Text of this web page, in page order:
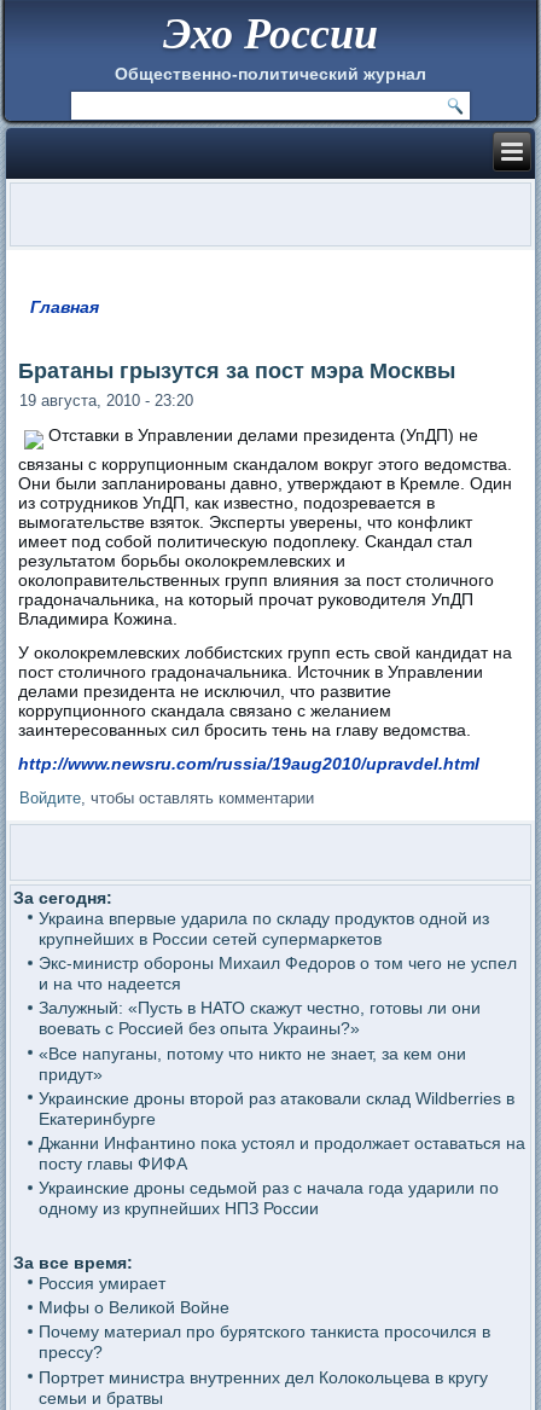
Эхо России
Общественно-политический журнал
Главная
Братаны грызутся за пост мэра Москвы
19 августа, 2010 - 23:20
Отставки в Управлении делами президента (УпДП) не
связаны с коррупционным скандалом вокруг этого ведомства.
Они были запланированы давно, утверждают в Кремле. Один
из сотрудников УпДП, как известно, подозревается в
вымогательстве взяток. Эксперты уверены, что конфликт
имеет под собой политическую подоплеку. Скандал стал
результатом борьбы околокремлевских и
околоправительственных групп влияния за пост столичного
градоначальника, на который прочат руководителя УпДП
Владимира Кожина.
У околокремлевских лоббистских групп есть свой кандидат на
пост столичного градоначальника. Источник в Управлении
делами президента не исключил, что развитие
коррупционного скандала связано с желанием
заинтересованных сил бросить тень на главу ведомства.
http://www.newsru.com/russia/19aug2010/upravdel.html
Войдите , чтобы оставлять комментарии
За сегодня:
Украина впервые ударила по складу продуктов одной из
крупнейших в России сетей супермаркетов
Экс-министр обороны Михаил Федоров о том чего не успел
и на что надеется
Залужный: «Пусть в НАТО скажут честно, готовы ли они
воевать с Россией без опыта Украины?»
«Все напуганы, потому что никто не знает, за кем они
придут»
Украинские дроны второй раз атаковали склад Wildberries в
Екатеринбурге
Джанни Инфантино пока устоял и продолжает оставаться на
посту главы ФИФА
Украинские дроны седьмой раз с начала года ударили по
одному из крупнейших НПЗ России
За все время:
Россия умирает
Мифы о Великой Войне
Почему материал про бурятского танкиста просочился в
прессу?
Портрет министра внутренних дел Колокольцева в кругу
семьи и братвы